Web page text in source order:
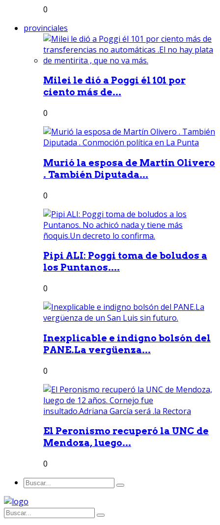
0
provinciales
Milei le dió a Poggi él 101 por
ciento más de...
0
Murió la esposa de Martín Olivero
. También Diputada...
0
Pipi ALI: Poggi toma de boludos a
los Puntanos....
0
Inexplicable e indigno bolsón del
PANE.La vergüenza...
0
El Peronismo recuperó la UNC de
Mendoza, luego...
0